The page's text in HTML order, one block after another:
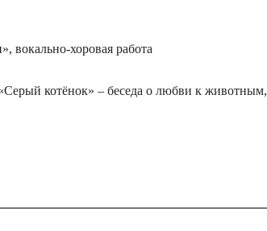
вокально-хоровая работа
котёнок» – беседа о любви к животным,